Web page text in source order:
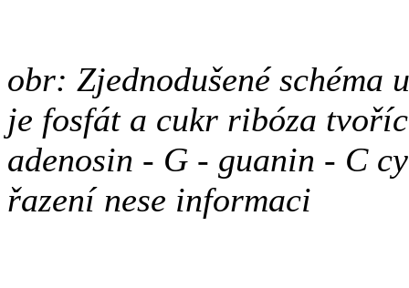
obr: Zjednodušené schéma
je fosfát a cukr ribóza
adenosin - G - guanin - C
řazení nese informaci